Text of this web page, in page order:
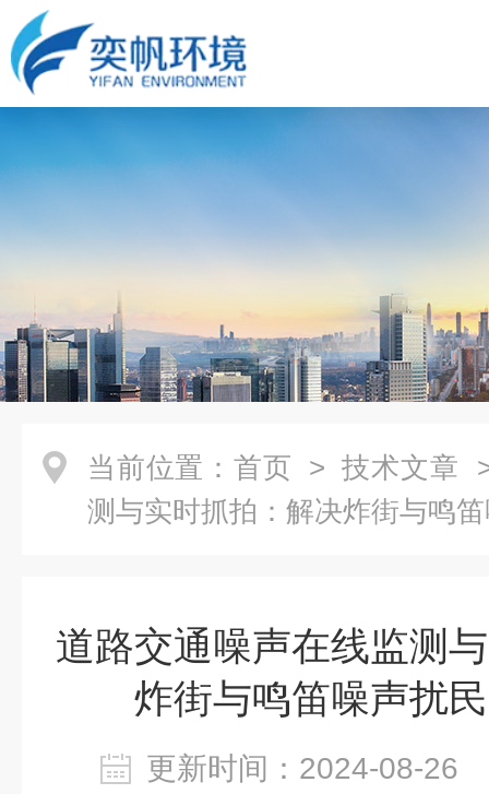
当前位置： 首页 > 技术文章
测与实时抓拍：解决炸街与鸣
道路交通噪声在线监测
炸街与鸣笛噪声扰
更新时间：2024-08-